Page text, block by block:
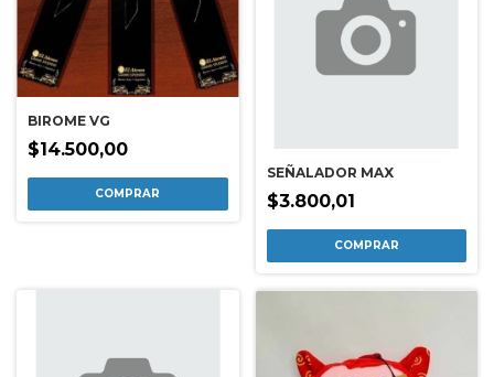
BIROME VG
$14.500,00
SEÑALADOR MAX
$3.800,01